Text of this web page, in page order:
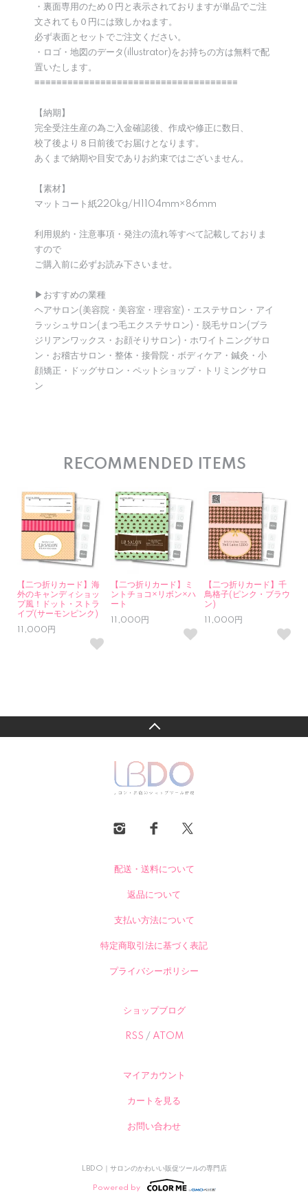
・裏面専用のため０円と表示されておりますが単品でご注
文されても０円には致しかねます。
必ず表面とセットでご注文ください。
・ロゴ・地図のデータ(illustrator)をお持ちの方は無料で配
置いたします。
≡≡≡≡≡≡≡≡≡≡≡≡≡≡≡≡≡≡≡≡≡≡≡≡≡≡≡≡≡≡≡≡≡≡≡≡≡
【納期】
完全受注生産の為ご入金確認後、作成や修正に数日、
校了後より８日前後でお届けとなります。
あくまで納期や目安でありお約束ではございません。
【素材】
マットコート紙220kg/H1104mm×86mm
利用規約・注意事項・発注の流れ等すべて記載しておりま
すので
ご購入前に必ずお読み下さいませ。
▶︎おすすめの業種
ヘアサロン(美容院・美容室・理容室)・エステサロン・アイ
ラッシュサロン(まつ毛エクステサロン)・脱毛サロン(ブラ
ジリアンワックス・お顔そりサロン)・ホワイトニングサロ
ン・お稽古サロン・整体・接骨院・ボディケア・鍼灸・小
顔矯正・ドッグサロン・ペットショップ・トリミングサロ
ン
RECOMMENDED ITEMS
【二つ折りカード】海
外のキャンディショッ
プ風！ドット・ストラ
イプ(サーモンピンク)
11,000円
【二つ折りカード】ミ
ントチョコ×リボン×ハ
ート
11,000円
【二つ折りカード】千
鳥格子(ピンク・ブラウ
ン)
11,000円
配送・送料について
返品について
支払い方法について
特定商取引法に基づく表記
プライバシーポリシー
ショップブログ
RSS / ATOM
マイアカウント
カートを見る
お問い合わせ
LBDO｜サロンのかわいい販促ツールの専門店
Powered by